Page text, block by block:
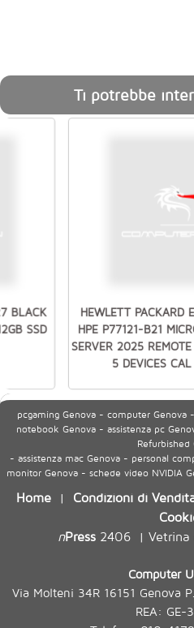
Ti potrebbe
BLACK
SSD
HEWLETT PACKARD
HPE P77121-B21
SERVER 2025 REMOTE
5 DEVICES
pcgaming Genova - computer
notebook Genova - assistenza pc
Refurbished
- assistenza mac Genova - personal
monitor Genova - schede video NVIDIA
Home | Condizioni di
nPress2406| Vetrina
Computer
Via Molteni 34R 16151 Genova
REA: GE-